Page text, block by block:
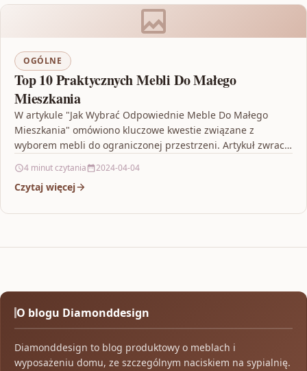
OGÓLNE
Top 10 Praktycznych Mebli Do Małego
Mieszkania
W artykule "Jak Wybrać Odpowiednie Meble Do Małego
Mieszkania" omówiono kluczowe kwestie związane z
wyborem mebli do ograniczonej przestrzeni. Artykuł zwraca
4 minut czytania 2024-04-04
Czytaj więcej
O blogu Diamonddesign
Diamonddesign to blog produktowy o meblach i
wyposażeniu domu, ze szczególnym naciskiem na sypialnię.